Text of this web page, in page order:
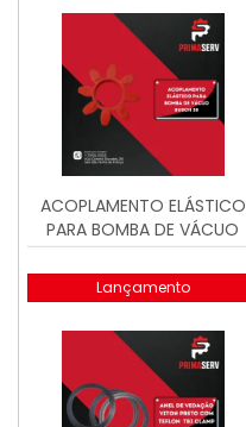
ACOPLAMENTO ELÁSTICO
PARA BOMBA DE VÁCUO
BUSCH 38
Lançamento